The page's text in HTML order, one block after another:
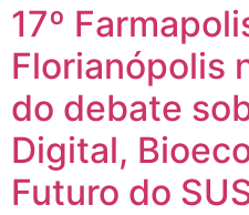
17º
Florianópolis
do debate
Digital,
Futuro do